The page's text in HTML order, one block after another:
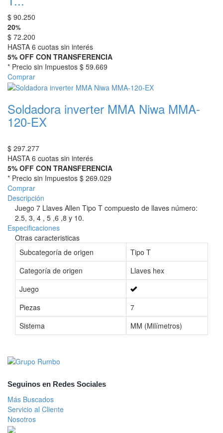
$ 90.250
20%
$ 72.200
HASTA 6 cuotas sin interés
5% OFF CON TRANSFERENCIA
* Precio sin Impuestos $ 59.669
Comprar
Soldadora inverter MMA Niwa MMA-
120-EX
$ 297.277
HASTA 6 cuotas sin interés
5% OFF CON TRANSFERENCIA
* Precio sin Impuestos $ 269.029
Comprar
Descripción
Juego 7 Llaves Allen Tipo T compuesto de llaves número:
2.5, 3, 4 , 5 ,6 ,8 y 10.
Especificaciones
Otras caracteristicas
Subcategoría de origen
Tipo T
Categoría de origen
Llaves hex
Juego
Piezas
7
Sistema
MM (Milímetros)
Seguinos en Redes Sociales
Más Buscados
Servicio al Cliente
Nosotros